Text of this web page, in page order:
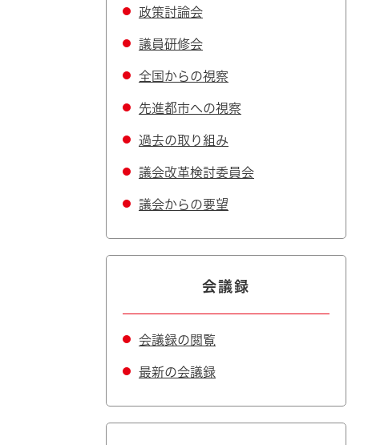
政策討論会
議員研修会
全国からの視察
先進都市への視察
過去の取り組み
議会改革検討委員会
議会からの要望
会議録
会議録の閲覧
最新の会議録